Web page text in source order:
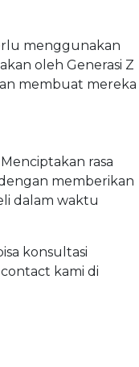
menggunakan
oleh Generasi Z
membuat mereka
rasa
memberikan
dalam waktu
konsultasi
kami di